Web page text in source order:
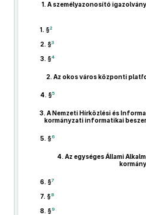
1. A személyazonosító
1. §2
2. §3
3. §4
2. Az okos város központi
4. §5
3. A Nemzeti Hírközlési és
kormányzati informatikai
5. §6
4. Az egységes Állami
6. §7
7. §8
8. §9